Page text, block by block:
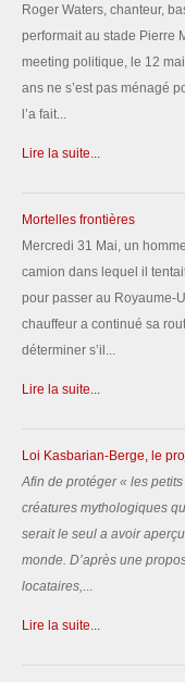
Roger Waters, chanteur,
performait au stade Pierre
meeting politique, le 12
ans ne s’est pas ménagé
l’a fait...
Lire la suite...
Mortelles frontières
Mercredi 31 Mai, un
camion dans lequel il
pour passer au Royaume-
chauffeur a continué sa
déterminer s’il...
Lire la suite...
Loi Kasbarian-Berge, le
Afin de protéger « les
créatures mythologiques
serait le seul a avoir
monde. D’après une
locataires,
Lire la suite...